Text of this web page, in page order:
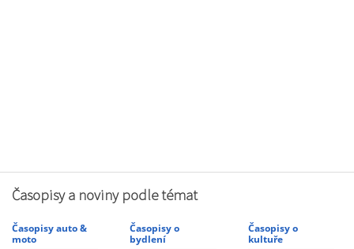
Časopisy a noviny podle témat
Časopisy auto &
moto
Časopisy o
bydlení
Časopisy o
kultuře